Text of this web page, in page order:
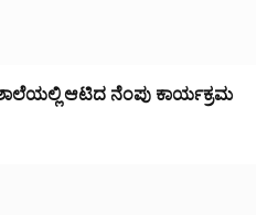
ಆಟಿದ ನೆಂಪು ಕಾರ್ಯಕ್ರಮ